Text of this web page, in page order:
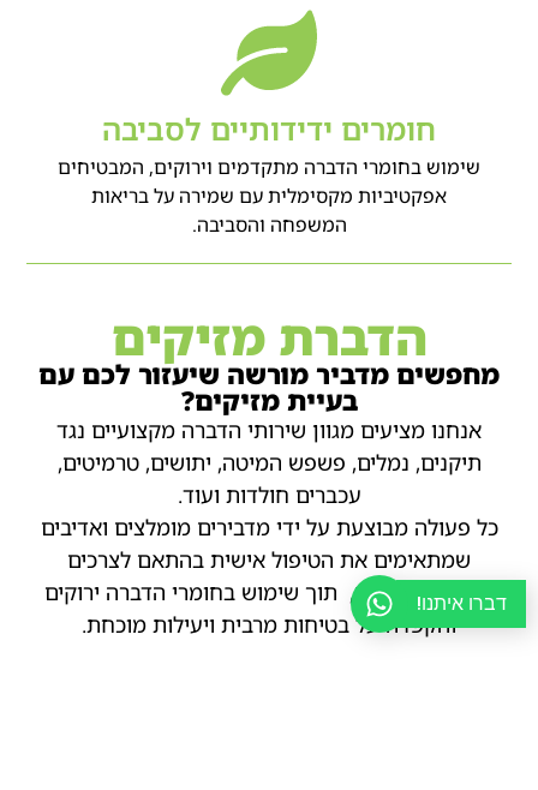
חומרים ידידותיים לסביבה
שימוש בחומרי הדברה מתקדמים וירוקים, המבטיחים
אפקטיביות מקסימלית עם שמירה על בריאות
המשפחה והסביבה.
הדברת מזיקים
מחפשים מדביר מורשה שיעזור לכם עם
בעיית מזיקים?
אנחנו מציעים מגוון שירותי הדברה מקצועיים נגד
תיקנים, נמלים, פשפש המיטה, יתושים, טרמיטים,
עכברים חולדות ועוד.
כל פעולה מבוצעת על ידי מדבירים מומלצים ואדיבים
שמתאימים את הטיפול אישית בהתאם לצרכים
והדרישות שלכם, תוך שימוש בחומרי הדברה ירוקים
והקפדה על בטיחות מרבית ויעילות מוכחת.
דברו איתנו!